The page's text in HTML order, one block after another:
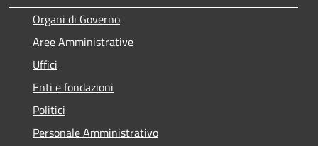
Organi di Governo
Aree Amministrative
Uffici
Enti e fondazioni
Politici
Personale Amministrativo